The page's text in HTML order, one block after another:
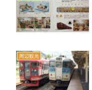
周辺観光